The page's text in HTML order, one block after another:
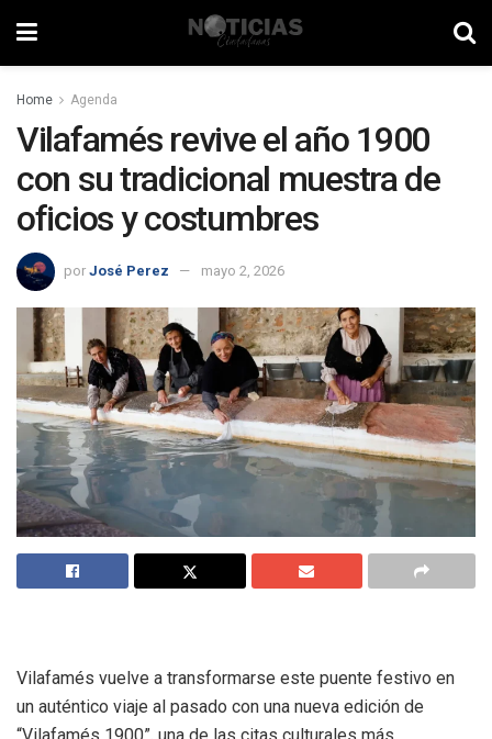
Home Agenda
Vilafamés revive el año 1900
con su tradicional muestra de
oficios y costumbres
por José Perez mayo 2, 2026
Vilafamés vuelve a transformarse este puente festivo en
un auténtico viaje al pasado con una nueva edición de